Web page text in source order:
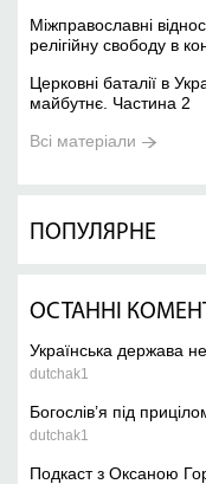
Міжправославні
релігійну свободу в
Церковні баталії в
майбутнє. Частина 2
Всі матеріали
ПОПУЛЯРНЕ
ОСТАННІ
Українська держава
dutchak1
Богослів’я під
dutchak1
Подкаст з Оксаною